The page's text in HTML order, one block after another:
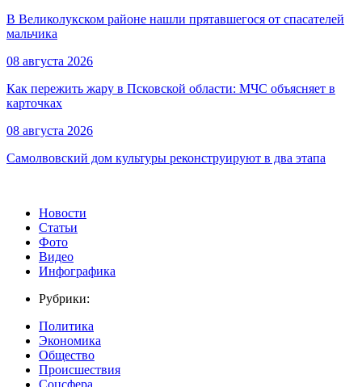
В Великолукском районе нашли прятавшегося от спасателей
мальчика
08 августа 2026
Как пережить жару в Псковской области: МЧС объясняет в
карточках
08 августа 2026
Самолвовский дом культуры реконструируют в два этапа
Новости
Статьи
Фото
Видео
Инфографика
Рубрики:
Политика
Экономика
Общество
Происшествия